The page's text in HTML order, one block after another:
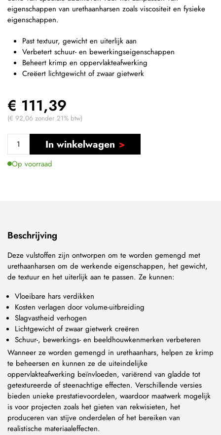
eigenschappen van urethaanharsen zoals viscositeit en fysieke
eigenschappen.
Past textuur, gewicht en uiterlijk aan
Verbetert schuur- en bewerkingseigenschappen
Beheert krimp en oppervlakteafwerking
Creëert lichtgewicht of zwaar gietwerk
€ 111,39
(€ 92,06 zonder 21% btw)
In winkelwagen
Op voorraad
Beschrijving
Deze vulstoffen zijn ontworpen om te worden gemengd met
urethaanharsen om de werkende eigenschappen, het gewicht,
de textuur en het uiterlijk aan te passen. Ze kunnen:
Vloeibare hars verdikken
Kosten verlagen door volume-uitbreiding
Slagvastheid verhogen
Lichtgewicht of zwaar gietwerk creëren
Schuur-, bewerkings- en beeldhouwkenmerken verbeteren
Wanneer ze worden gemengd in urethaanhars, helpen ze krimp
te beheersen en kunnen ze de uiteindelijke
oppervlakteafwerking beïnvloeden, variërend van gladde tot
getextureerde of steenachtige effecten. Verschillende versies
bieden unieke prestatievoordelen, waardoor maatwerk mogelijk
is voor projecten zoals het gieten van rekwisieten, het
produceren van stijve onderdelen of het bereiken van
realistische materiaaleffecten.